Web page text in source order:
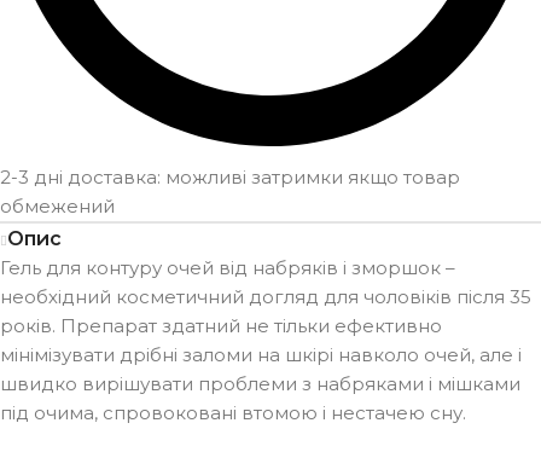
2-3 дні доставка: можливі затримки якщо товар
обмежений
Опис
Гель для контуру очей від набряків і зморшок –
необхідний косметичний догляд для чоловіків після 35
років. Препарат здатний не тільки ефективно
мінімізувати дрібні заломи на шкірі навколо очей, але і
швидко вирішувати проблеми з набряками і мішками
під очима, спровоковані втомою і нестачею сну.